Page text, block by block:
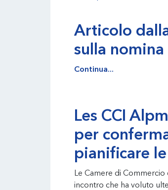
Articolo
sulla nomina
Continua...
Les CCI
per
pianificare
Le Camere di
incontro che ha voluto